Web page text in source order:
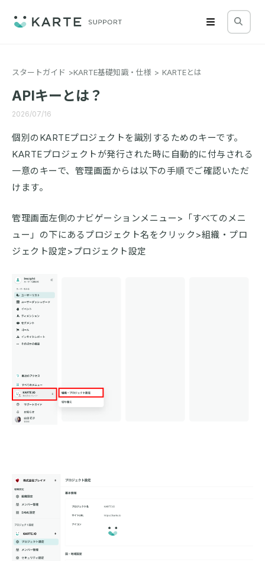
スタートガイド KARTE基礎知識・仕様 KARTEとは
APIキーとは？
2026/07/16
個別のKARTEプロジェクトを識別するためのキーです。
KARTEプロジェクトが発行された時に自動的に付与される
一意のキーで、管理画面からは以下の手順でご確認いただ
けます。
管理画面左側のナビゲーションメニュー>「すべてのメニ
ュー」の下にあるプロジェクト名をクリック>組織・プロ
ジェクト設定>プロジェクト設定